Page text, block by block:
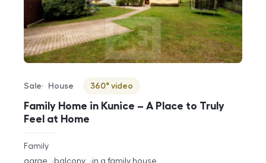
Family Home in Kunice – A Place to Truly
Feel at Home
Offer type
Sale
Property type
House
Virtuální prohlídka
360° video
rozměry
disposition
Family
funkce
garge balcony in a family house